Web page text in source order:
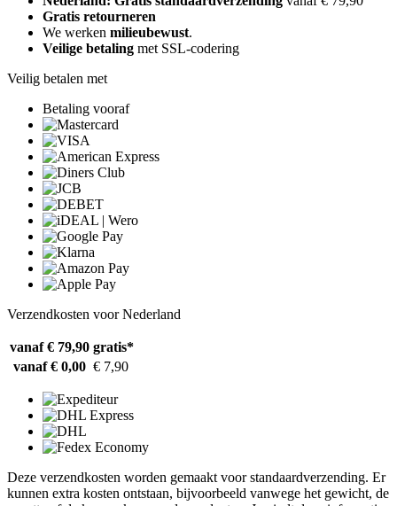
Gratis retourneren
We werken milieubewust.
Veilige betaling met SSL-codering
Veilig betalen met
Betaling vooraf
Verzendkosten voor Nederland
vanaf € 79,90 gratis*
vanaf € 0,00 € 7,90
Deze verzendkosten worden gemaakt voor standaardverzending. Er
kunnen extra kosten ontstaan, bijvoorbeeld vanwege het gewicht, de